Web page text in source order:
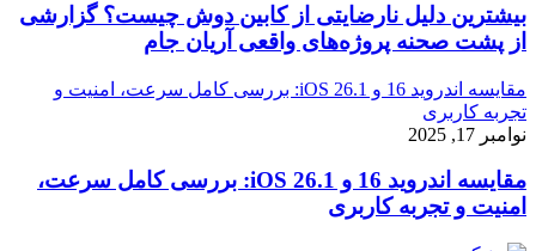
بیشترین دلیل نارضایتی از کابین دوش چیست؟ گزارشی
از پشت صحنه پروژه‌های واقعی آریان جام
مقایسه اندروید 16 و iOS 26.1: بررسی کامل سرعت، امنیت و
تجربه کاربری
نوامبر 17, 2025
مقایسه اندروید 16 و iOS 26.1: بررسی کامل سرعت،
امنیت و تجربه کاربری